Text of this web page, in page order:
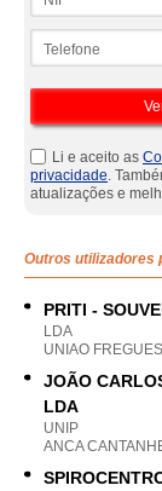
Li e aceito as
privacidade.
atualizações e
Outros utilizadores
PRITI -
LDA
UNIAO
JOÃO
LDA
UNIP
ANCA